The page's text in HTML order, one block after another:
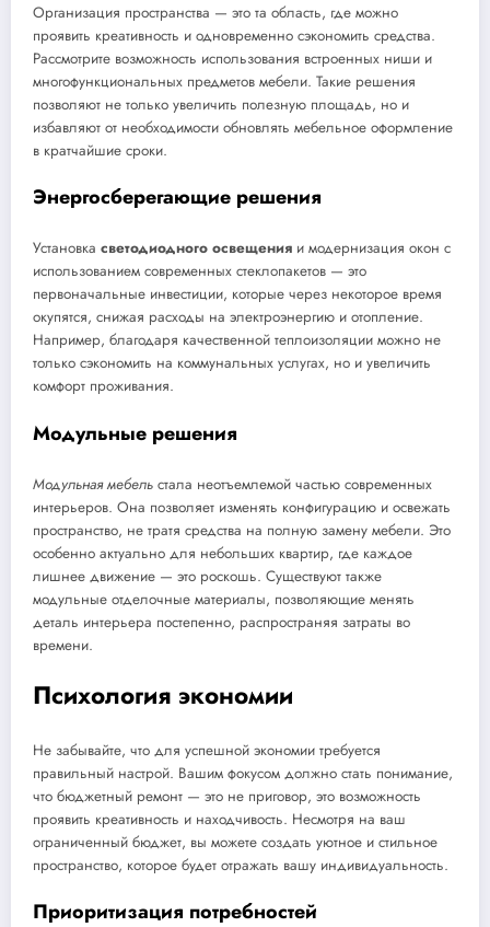
Организация пространства — это та область, где можно
проявить креативность и одновременно сэкономить средства.
Рассмотрите возможность использования встроенных ниши и
многофункциональных предметов мебели. Такие решения
позволяют не только увеличить полезную площадь, но и
избавляют от необходимости обновлять мебельное оформление
в кратчайшие сроки.
Энергосберегающие решения
Установка светодиодного освещения и модернизация окон с
использованием современных стеклопакетов — это
первоначальные инвестиции, которые через некоторое время
окупятся, снижая расходы на электроэнергию и отопление.
Например, благодаря качественной теплоизоляции можно не
только сэкономить на коммунальных услугах, но и увеличить
комфорт проживания.
Модульные решения
Модульная мебель стала неотъемлемой частью современных
интерьеров. Она позволяет изменять конфигурацию и освежать
пространство, не тратя средства на полную замену мебели. Это
особенно актуально для небольших квартир, где каждое
лишнее движение — это роскошь. Существуют также
модульные отделочные материалы, позволяющие менять
деталь интерьера постепенно, распространяя затраты во
времени.
Психология экономии
Не забывайте, что для успешной экономии требуется
правильный настрой. Вашим фокусом должно стать понимание,
что бюджетный ремонт — это не приговор, это возможность
проявить креативность и находчивость. Несмотря на ваш
ограниченный бюджет, вы можете создать уютное и стильное
пространство, которое будет отражать вашу индивидуальность.
Приоритизация потребностей